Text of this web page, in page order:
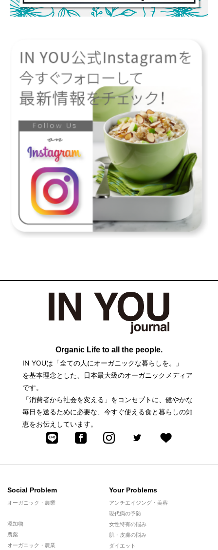
Organic Life to all the people.
IN YOUは「全ての人にオーガニックな暮らしを。」
を基本理念とした、日本最大級のオーガニックメディア
です。
「消費者から社会を変える」をコンセプトに、健やかな
毎日を送るために必要な、今すぐ使える食と暮らしの知
恵をお伝えしています。
Social Problem
オーガニック・農業
添加物
農薬
オーガニック・農業
Your Problems
アンチエイジング・美容
現代病の予防
女性特有の悩み
肌・皮膚の悩み
ダイエット